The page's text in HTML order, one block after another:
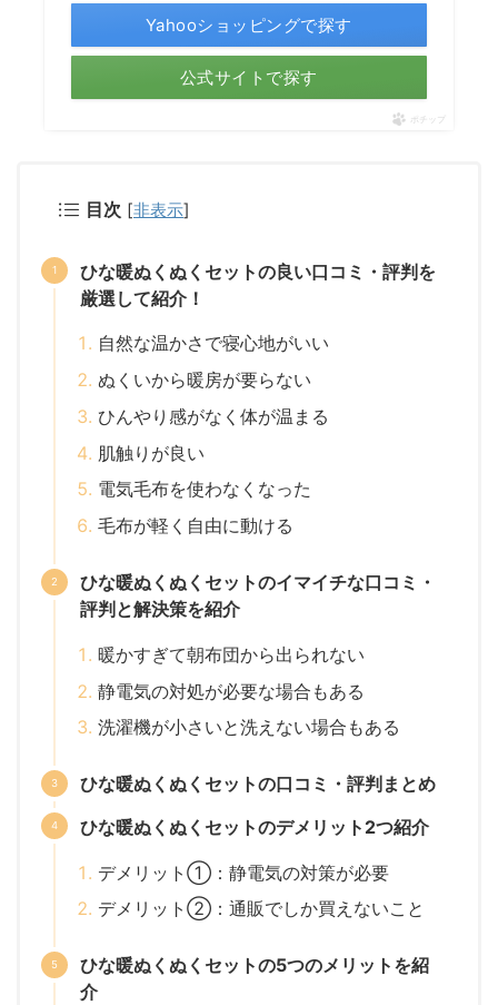
Yahooショッピングで探す
公式サイトで探す
ポチップ
目次 [非表示]
ひな暖ぬくぬくセットの良い口コミ・評判を
厳選して紹介！
自然な温かさで寝心地がいい
ぬくいから暖房が要らない
ひんやり感がなく体が温まる
肌触りが良い
電気毛布を使わなくなった
毛布が軽く自由に動ける
ひな暖ぬくぬくセットのイマイチな口コミ・
評判と解決策を紹介
暖かすぎて朝布団から出られない
静電気の対処が必要な場合もある
洗濯機が小さいと洗えない場合もある
ひな暖ぬくぬくセットの口コミ・評判まとめ
ひな暖ぬくぬくセットのデメリット2つ紹介
デメリット①：静電気の対策が必要
デメリット②：通販でしか買えないこと
ひな暖ぬくぬくセットの5つのメリットを紹
介